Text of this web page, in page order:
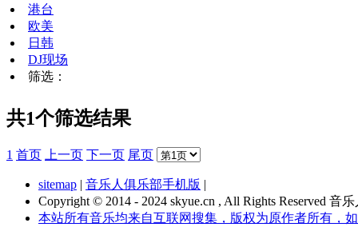
港台
欧美
日韩
DJ现场
筛选：
共1个筛选结果
1 首页 上一页 下一页 尾页
sitemap | 音乐人俱乐部手机版 |
Copyright © 2014 - 2024 skyue.cn , All Rights Reserved 音
本站所有音乐均来自互联网搜集，版权为原作者所有，